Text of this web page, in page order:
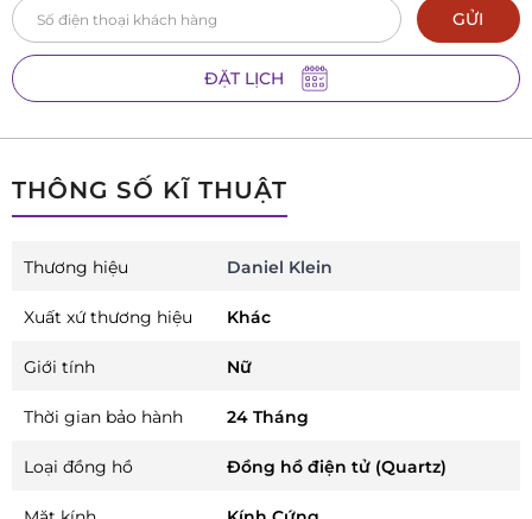
GỬI
ĐẶT LỊCH
THÔNG SỐ KĨ THUẬT
Thương hiệu Daniel Klein
Xuất xứ thương hiệu Khác
Giới tính Nữ
Thời gian bảo hành 24 Tháng
Loại đồng hồ Đồng hồ điện tử (Quartz)